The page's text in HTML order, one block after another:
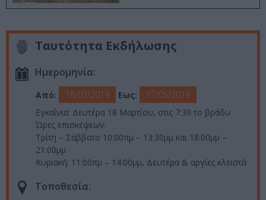
Ταυτότητα Εκδήλωσης
Ημερομηνία:
Από: 18/03/2019 Εως:
17/05/2019
Εγκαίνια: Δευτέρα 18 Μαρτίου, στις 7:30 το βράδυ
Ώρες επισκέψεων:
Τρίτη – Σάββατο 10:00πμ – 13:30μμ και 18:00μμ –
21:00μμ
Κυριακή: 11:00πμ – 14:00μμ, Δευτέρα & αργίες κλειστά
Τοποθεσία: